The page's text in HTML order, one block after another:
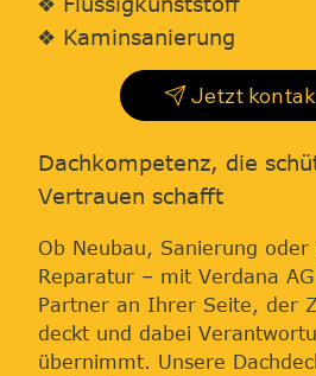
❖ Kaminsanierung
Jetzt
Dachkompetenz, die
Vertrauen schafft
Ob Neubau, Sanierung oder
Reparatur – mit Verdana
Partner an Ihrer Seite, der
deckt und dabei
übernimmt. Unsere